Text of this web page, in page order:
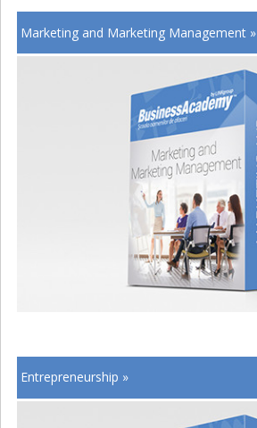
Marketing and Marketing Management »
Entrepreneurship »